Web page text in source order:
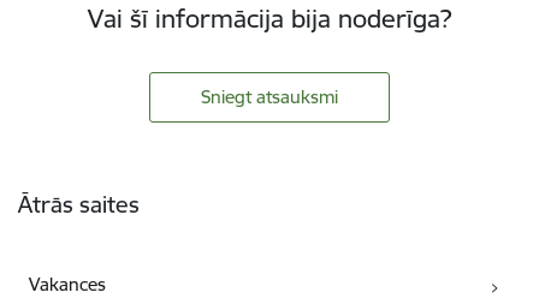
Vai šī informācija bija noderīga?
Sniegt atsauksmi
Ātrās saites
Vakances